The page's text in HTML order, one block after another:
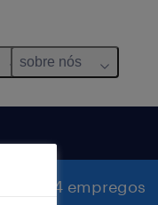
sobre nós
4 empregos